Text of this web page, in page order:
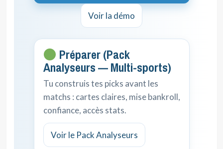
Voir la démo
Préparer (Pack
Analyseurs — Multi-sports)
Tu construis tes picks avant les
matchs : cartes claires, mise bankroll,
confiance, accès stats.
Voir le Pack Analyseurs